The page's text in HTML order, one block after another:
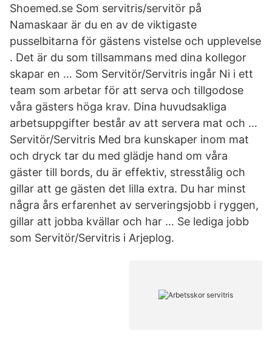
Shoemed.se Som servitris/servitör på
Namaskaar är du en av de viktigaste
pusselbitarna för gästens vistelse och upplevelse
. Det är du som tillsammans med dina kollegor
skapar en … Som Servitör/Servitris ingår Ni i ett
team som arbetar för att serva och tillgodose
våra gästers höga krav. Dina huvudsakliga
arbetsuppgifter består av att servera mat och …
Servitör/Servitris Med bra kunskaper inom mat
och dryck tar du med glädje hand om våra
gäster till bords, du är effektiv, stresstålig och
gillar att ge gästen det lilla extra. Du har minst
några års erfarenhet av serveringsjobb i ryggen,
gillar att jobba kvällar och har … Se lediga jobb
som Servitör/Servitris i Arjeplog.